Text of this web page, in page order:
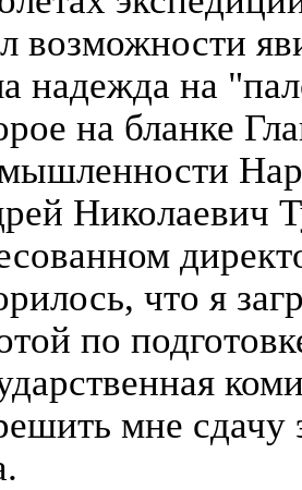
возможности
надежда на
на бланке
Николаевич
что я
по
мне сдачу